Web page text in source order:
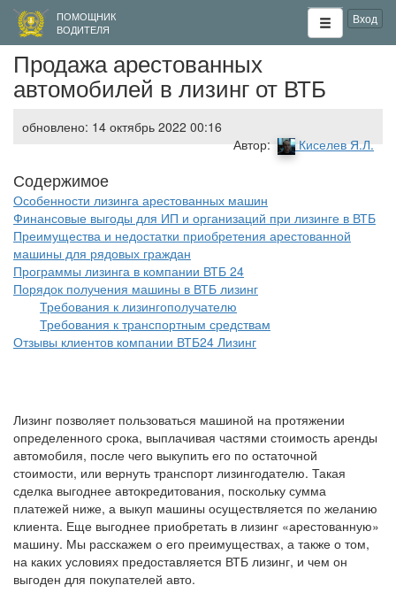
ПОМОЩНИК
ВОДИТЕЛЯ
Вход
Продажа арестованных
автомобилей в лизинг от ВТБ
обновлено: 14 октябрь 2022 00:16
Автор:
Киселев Я.Л.
Особенности лизинга арестованных машин
Финансовые выгоды для ИП и организаций при лизинге в ВТБ
Преимущества и недостатки приобретения арестованной
машины для рядовых граждан
Программы лизинга в компании ВТБ 24
Порядок получения машины в ВТБ лизинг
Требования к лизингополучателю
Требования к транспортным средствам
Отзывы клиентов компании ВТБ24 Лизинг
Лизинг позволяет пользоваться машиной на протяжении
определенного срока, выплачивая частями стоимость аренды
автомобиля, после чего выкупить его по остаточной
стоимости, или вернуть транспорт лизингодателю. Такая
сделка выгоднее автокредитования, поскольку сумма
платежей ниже, а выкуп машины осуществляется по желанию
клиента. Еще выгоднее приобретать в лизинг «арестованную»
машину. Мы расскажем о его преимуществах, а также о том,
на каких условиях предоставляется ВТБ лизинг, и чем он
выгоден для покупателей авто.